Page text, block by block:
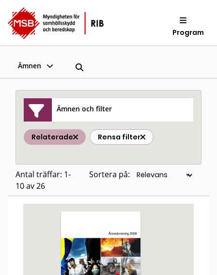
Program
Ämnen
Ämnen och filter
Relaterade Rensa filter
Antal träffar: 1-
10 av 26
Sortera på: